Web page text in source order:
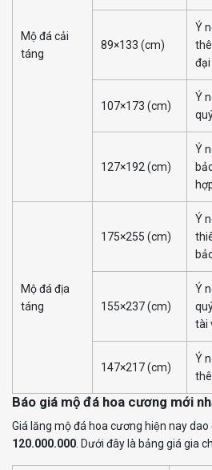
Mộ đá cải
táng
89×133 (cm)
Ý
107×173 (cm)
Ý
127×192 (cm)
Ý
Mộ đá địa
táng
175×255 (cm)
Ý
155×237 (cm)
Ý
tài
147×217 (cm)
Ý
Báo giá mộ đá hoa cương mới
Giá lăng mộ đá hoa cương hiện nay
120.000.000 . Dưới đây là bảng giá gia